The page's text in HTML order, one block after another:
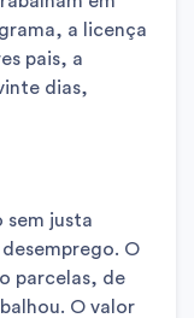
a licença
pais, a
dias,
justa
O
parcelas, de
O valor